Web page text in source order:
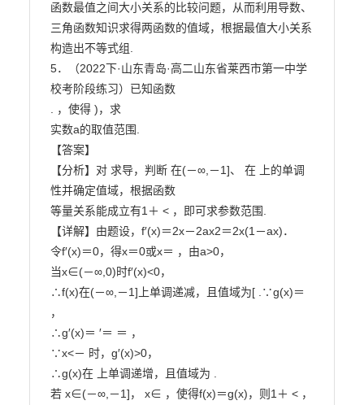
函数最值之间大小关系的比较问题，从而利用导数、
三角函数知识求得两函数的值域，根据最值大小关系
构造出不等式组.
5．（2022下·山东青岛·高二山东省莱西市第一中学
校考阶段练习）已知函数
. ，使得 )，求
实数a的取值范围.
【答案】
【分析】对 求导，判断 在(－∞,－1]、 在 上的单调
性并确定值域，根据函数
等量关系能成立有1＋ < ，即可求参数范围.
【详解】由题设，f′(x)＝2x－2ax2＝2x(1－ax)．
令f′(x)＝0，得x＝0或x＝ ，由a>0，
当x∈(－∞,0)时f′(x)<0，
∴f(x)在(－∞,－1]上单调递减，且值域为[ .∵g(x)＝
，
∴g′(x)＝ ′＝ ＝ ，
∵x<－ 时，g′(x)>0，
∴g(x)在 上单调递增，且值域为 .
若 x∈(－∞,－1]， x∈ ，使得f(x)＝g(x)，则1＋ < ，